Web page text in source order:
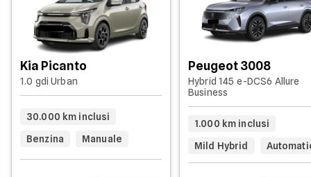
Kia Picanto
1.0 gdi Urban
30.000 km inclusi
Benzina
Manuale
Peugeot 3008
Hybrid 145 e-DCS6 Allure
Business
1.000 km inclusi
Mild Hybrid